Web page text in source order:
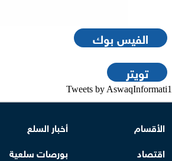
الفيس بوك
تويتر
Tweets by AswaqInformati1
الأقسام
أخبار السلع
اقتصاد
بورصات سلعية